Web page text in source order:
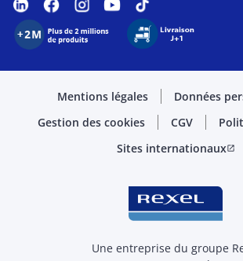
Mentions légales
Données
Gestion des cookies
CGV
Sites internationauxopen_in_new
Une entreprise du groupe